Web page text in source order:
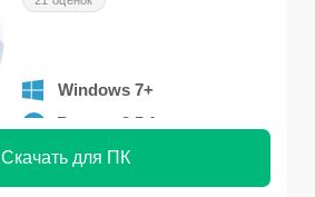
Windows 7+
Версия 3.5.1
Скачать для ПК